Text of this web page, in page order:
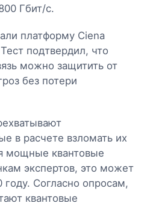
Гбит/с.
платформу Ciena
подтвердил, что
можно защитить от
без потери
в расчете взломать их
мощные квантовые
экспертов, это может
Согласно опросам,
квантовые